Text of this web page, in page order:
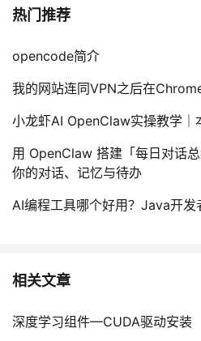
热门推荐
opencode简介
我的网站连同VPN之后在
小龙虾AI OpenClaw实操教学｜
用 OpenClaw 搭建「每日对话
你的对话、记忆与待办
AI编程工具哪个好用？Java开发
相关文章
深度学习组件—CUDA驱动安装